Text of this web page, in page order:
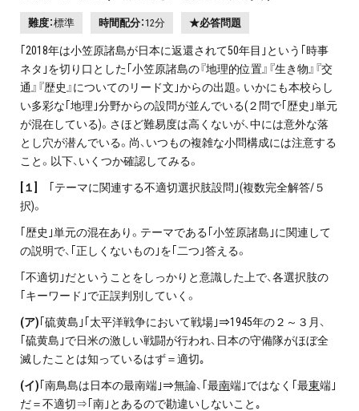
難度：標準 時間配分：12分 ★必答問題
｢2018年は小笠原諸島が日本に返還されて50年目｣という｢時事
ネタ｣を切り口とした｢小笠原諸島の『地理的位置』『生き物』『交
通』『歴史』についてのリード文｣からの出題。いかにも本校らし
い多彩な｢地理｣分野からの設問が並んでいる(２問で｢歴史｣単元
が混在している)。さほど難易度は高くないが、中には意外な落
とし穴が潜んでいる。尚、いつもの複雑な小問構成には注意する
こと。以下、いくつか確認してみる。
１]
｢テーマに関連する不適切選択肢設問｣(複数完全解答/５
択)。
｢歴史｣単元の混在あり。テーマである｢小笠原諸島｣に関連して
の説明で、｢正しくないもの｣を｢二つ｣答える。
｢不適切｣だということをしっかりと意識した上で、各選択肢の
｢キーワード｣で正誤判別していく。
(ア) ｢硫黄島｣｢太平洋戦争において戦場｣⇒1945年の２～３月、
｢硫黄島｣で日米の激しい戦闘が行われ、日本の守備隊がほぼ全
滅したことは知っているはず＝適切｡
(イ) ｢南鳥島は日本の最南端｣⇒無論、｢最南端｣ではなく｢最東端｣
だ＝不適切⇒｢南｣とあるので勘違いしないこと｡